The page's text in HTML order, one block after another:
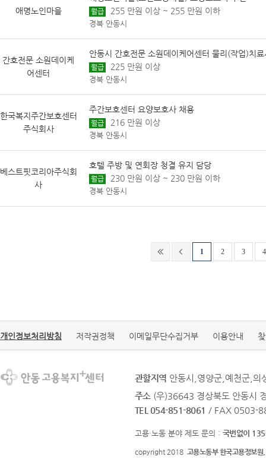
애명노인마을 월급 255 만원 이상 ~ 255 만원 이하
경북 안동시
간호전문 소원데이케
어센터
안동시 간호전문 소원데이케어센터 물리(작업)치
월급 225 만원 이상
경북 안동시
한국복지주간보호센터
주식회사
주간보호센터 요양보호사 채용
월급 216 만원 이상
경북 안동시
베스트핏코리아주식회
사
호텔 주방 및 연회장 청결 유지 담당
월급 230 만원 이상 ~ 230 만원 이하
경북 안동시
1 2 3 4
개인정보처리방침 저작권정책 이메일무단수집거부 이용안내
관할지역 안동시,영양군,예천군,의
주소 (우)36643 경상북도 안동시
TEL 054-851-8061 / FAX 0503-
고용·노동 분야 제도 문의 : 국번없이
copyright 2018 고용노동부 한국고용정보원.